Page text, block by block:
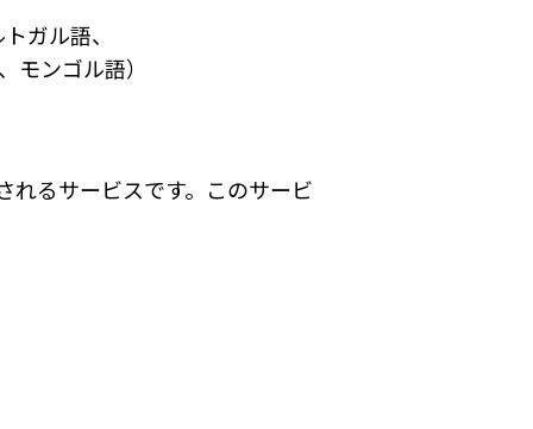
ガル語、
ンゴル語）
れるサービスです。このサービ